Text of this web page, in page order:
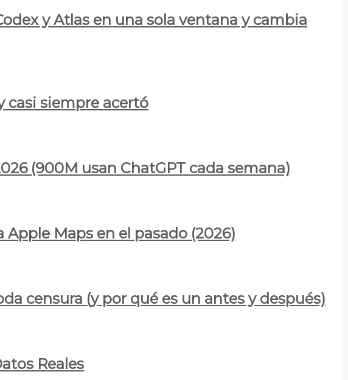
y Atlas en una sola ventana y cambia
casi siempre acertó
(900M usan ChatGPT cada semana)
Maps en el pasado (2026)
censura (y por qué es un antes y después)
Reales